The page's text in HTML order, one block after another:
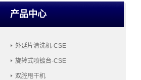
产品中心
外延片清洗机-CSE
旋转式喷镀台-CSE
双腔甩干机